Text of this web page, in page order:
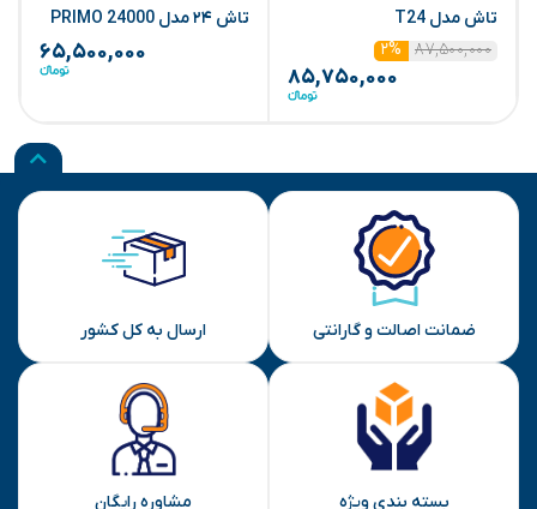
تاش مدل T24
۸۷,۵۰۰,۰۰۰
۲%
۸۵,۷۵۰,۰۰۰
تاش ۲۴ مدل PRIMO 24000
۶۵,۵۰۰,۰۰۰
ضمانت اصالت و گارانتی ارسال به کل کشور
بسته بندی ویژه مشاوره رایگان